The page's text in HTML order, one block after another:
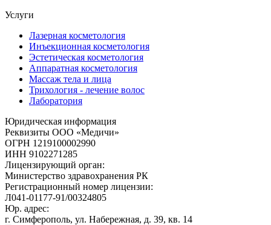
Услуги
Лазерная косметология
Инъекционная косметология
Эстетическая косметология
Аппаратная косметология
Массаж тела и лица
Трихология - лечение волос
Лаборатория
Юридическая информация
Реквизиты ООО «Медичи»
ОГРН 1219100002990
ИНН 9102271285
Лицензирующий орган:
Министерство здравохранения РК
Регистрационный номер лицензии:
Л041-01177-91/00324805
Юр. адрес:
г. Симферополь, ул. Набережная, д. 39, кв. 14